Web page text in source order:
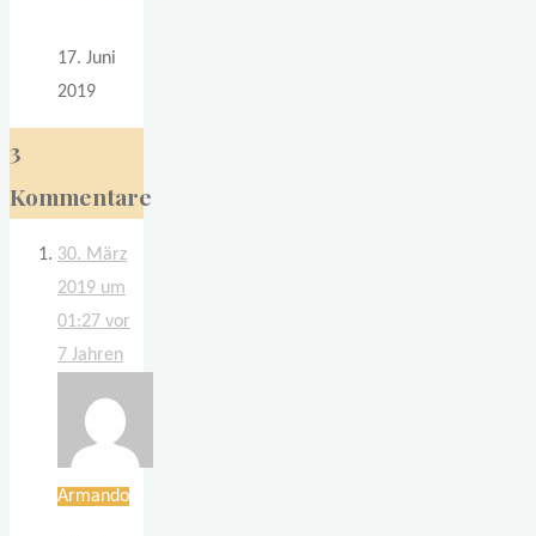
17. Juni
2019
3
Kommentare
30. März
2019 um
01:27 vor
7 Jahren
Armando